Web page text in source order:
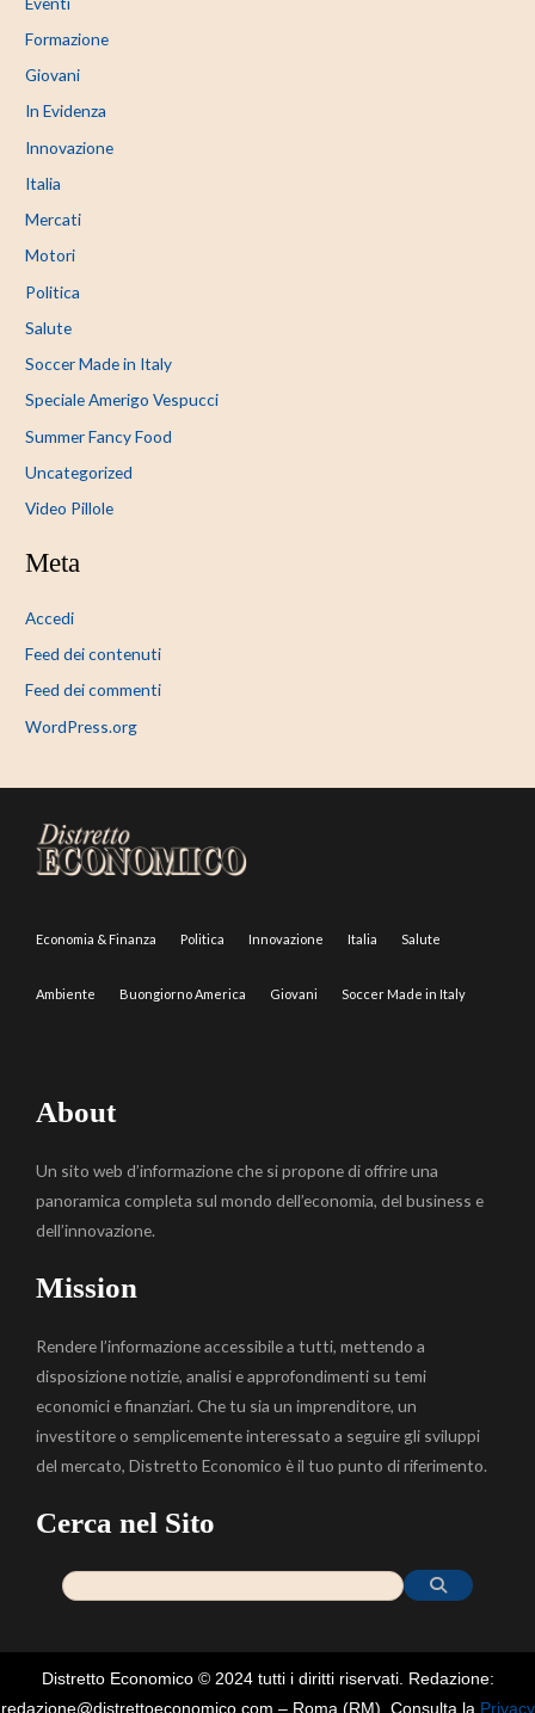
Formazione
Giovani
In Evidenza
Innovazione
Italia
Mercati
Motori
Politica
Salute
Soccer Made in Italy
Speciale Amerigo Vespucci
Summer Fancy Food
Uncategorized
Video Pillole
Meta
Accedi
Feed dei contenuti
Feed dei commenti
WordPress.org
Economia & Finanza Politica Innovazione Italia Salute
Ambiente Buongiorno America Giovani Soccer Made in Italy
About
Un sito web d’informazione che si propone di offrire una
panoramica completa sul mondo dell’economia, del business e
dell’innovazione.
Mission
Rendere l’informazione accessibile a tutti, mettendo a
disposizione notizie, analisi e approfondimenti su temi
economici e finanziari. Che tu sia un imprenditore, un
investitore o semplicemente interessato a seguire gli sviluppi
del mercato, Distretto Economico è il tuo punto di riferimento.
Cerca nel Sito
Distretto Economico © 2024 tutti i diritti riservati. Redazione:
redazione@distrettoeconomico.com – Roma (RM). Consulta la Privacy